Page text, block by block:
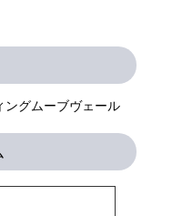
ングムーブヴェール